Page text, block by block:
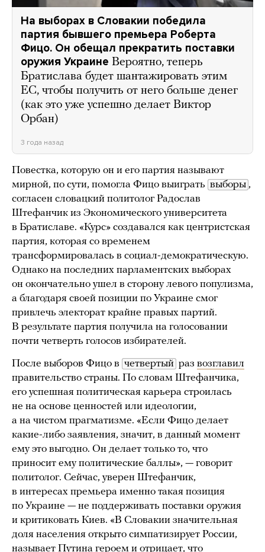
На выборах в Словакии победила
партия бывшего премьера Роберта
Фицо. Он обещал прекратить поставки
оружия Украине Вероятно, теперь
Братислава будет шантажировать этим
ЕС, чтобы получить от него больше денег
(как это уже успешно делает Виктор
Орбан)
3 года назад
Повестка, которую он и его партия называют
мирной, по сути, помогла Фицо выиграть выборы ,
согласен словацкий политолог Радослав
Штефанчик из Экономического университета
в Братиславе. «Курс» создавался как центристская
партия, которая со временем
трансформировалась в социал-демократическую.
Однако на последних парламентских выборах
он окончательно ушел в сторону левого популизма,
а благодаря своей позиции по Украине смог
привлечь электорат крайне правых партий.
В результате партия получила на голосовании
почти четверть голосов избирателей.
После выборов Фицо в четвертый раз возглавил
правительство страны. По словам Штефанчика,
его успешная политическая карьера строилась
не на основе ценностей или идеологии,
а на чистом прагматизме. «Если Фицо делает
какие-либо заявления, значит, в данный момент
ему это выгодно. Он делает только то, что
приносит ему политические баллы», — говорит
политолог. Сейчас, уверен Штефанчик,
в интересах премьера именно такая позиция
по Украине — не поддерживать поставки оружия
и критиковать Киев. «В Словакии значительная
доля населения открыто симпатизирует России,
называет Путина героем и отрицает, что